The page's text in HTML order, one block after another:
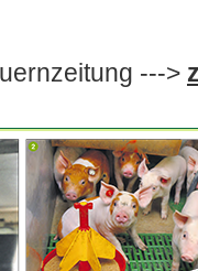
--->